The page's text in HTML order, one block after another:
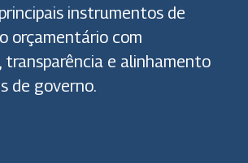
instrumentos de
orçamentário com
transparência e alinhamento
de governo.